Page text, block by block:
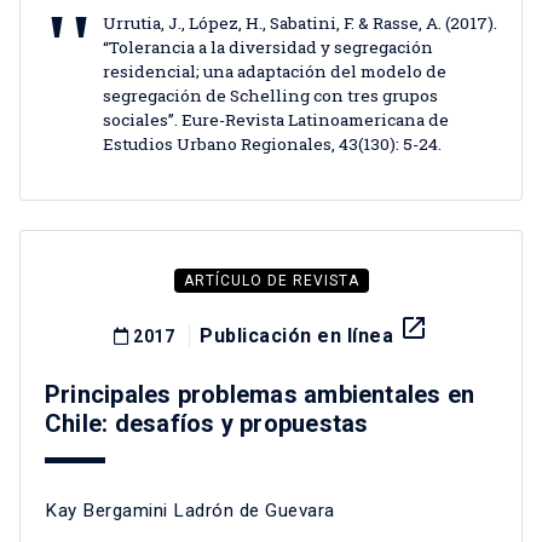
Urrutia, J., López, H., Sabatini, F. & Rasse, A. (2017).
“Tolerancia a la diversidad y segregación
residencial; una adaptación del modelo de
segregación de Schelling con tres grupos
sociales”. Eure-Revista Latinoamericana de
Estudios Urbano Regionales, 43(130): 5-24.
ARTÍCULO DE REVISTA
2017 Publicación en línea launch
Principales problemas ambientales en
Chile: desafíos y propuestas
Kay Bergamini Ladrón de Guevara